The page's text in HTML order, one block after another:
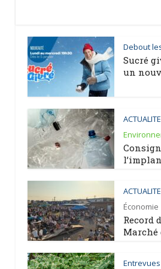
Debout
Sucré
un
Économie
Record
Marché